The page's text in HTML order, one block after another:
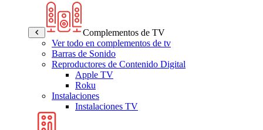
Complementos de TV
Ver todo en complementos de tv
Barras de Sonido
Reproductores de Contenido Digital
Apple TV
Roku
Instalaciones
Instalaciones TV